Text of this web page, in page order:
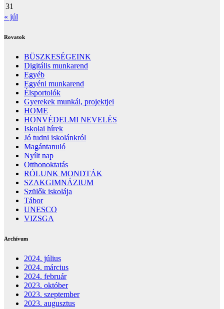
31
« júl
Rovatok
BÜSZKESÉGEINK
Digitális munkarend
Egyéb
Egyéni munkarend
Élsportolók
Gyerekek munkái, projektjei
HOME
HONVÉDELMI NEVELÉS
Iskolai hírek
Jó tudni iskolánkról
Magántanuló
Nyílt nap
Otthonoktatás
RÓLUNK MONDTÁK
SZAKGIMNÁZIUM
Szülők iskolája
Tábor
UNESCO
VIZSGA
Archívum
2024. július
2024. március
2024. február
2023. október
2023. szeptember
2023. augusztus